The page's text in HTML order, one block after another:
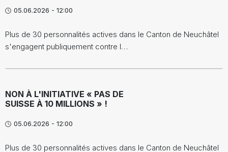
05.06.2026 - 12:00
Plus de 30 personnalités actives dans le Canton de Neuchâtel
s'engagent publiquement contre l…
NON À L'INITIATIVE « PAS DE
SUISSE À 10 MILLIONS » !
05.06.2026 - 12:00
Plus de 30 personnalités actives dans le Canton de Neuchâtel